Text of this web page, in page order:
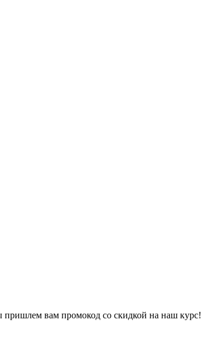
пришлем вам промокод со скидкой на наш курс!